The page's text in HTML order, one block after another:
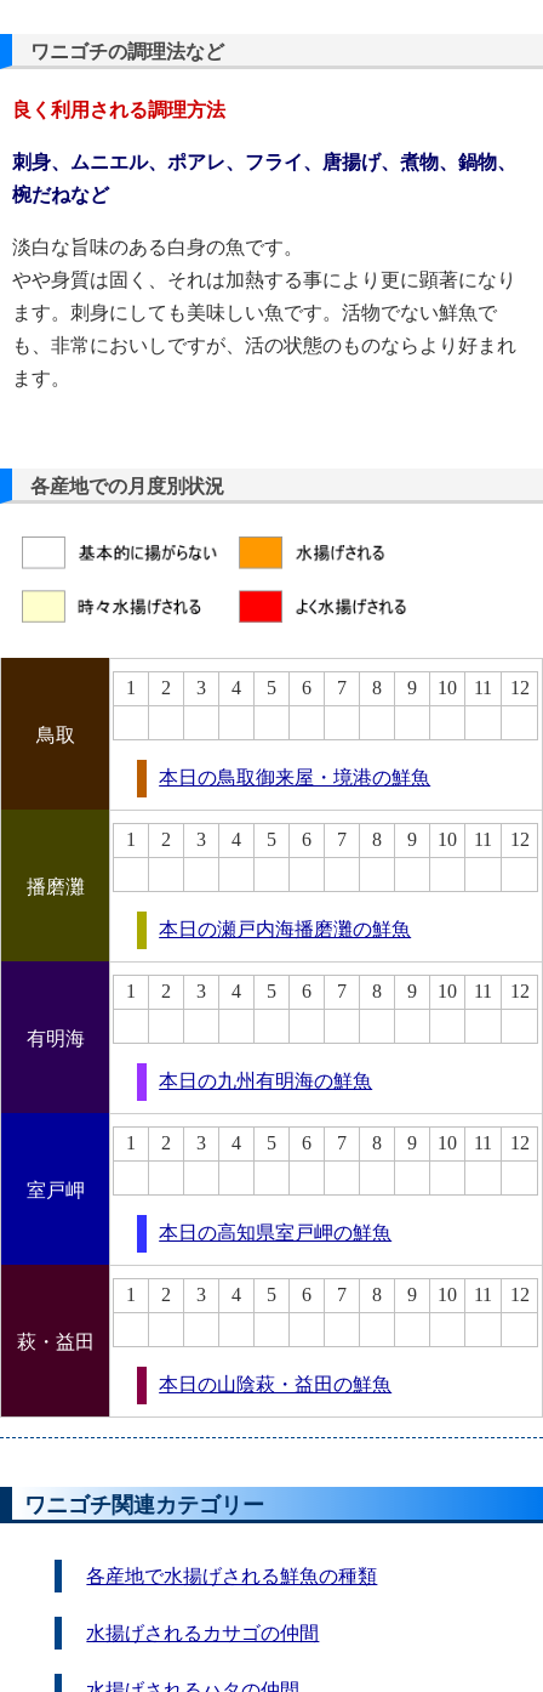
ワニゴチの調理法など
良く利用される調理方法
刺身、ムニエル、ポアレ、フライ、唐揚げ、煮物、鍋物、
椀だねなど
淡白な旨味のある白身の魚です。
やや身質は固く、それは加熱する事により更に顕著になり
ます。刺身にしても美味しい魚です。活物でない鮮魚で
も、非常においしですが、活の状態のものならより好まれ
ます。
各産地での月度別状況
鳥取
1 2 3 4 5 6 7 8 9 10 11 12
本日の鳥取御来屋・境港の鮮魚
播磨灘
1 2 3 4 5 6 7 8 9 10 11 12
本日の瀬戸内海播磨灘の鮮魚
有明海
1 2 3 4 5 6 7 8 9 10 11 12
本日の九州有明海の鮮魚
室戸岬
1 2 3 4 5 6 7 8 9 10 11 12
本日の高知県室戸岬の鮮魚
萩・益田
1 2 3 4 5 6 7 8 9 10 11 12
本日の山陰萩・益田の鮮魚
ワニゴチ関連カテゴリー
各産地で水揚げされる鮮魚の種類
水揚げされるカサゴの仲間